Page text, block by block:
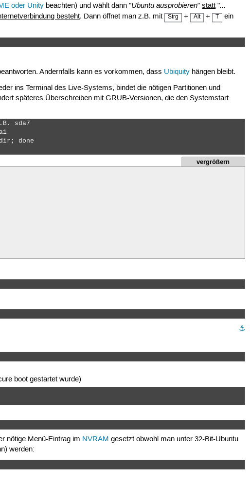
oder Unity beachten) und wählt dann "Ubuntu ausprobieren"statt "...
besteht. Dann öffnet man z.B. mit Strg + Alt + T
ein
Andernfalls kann es vorkommen, dass Ubiquity hängen bleibt.
ins Terminal des Live-Systems, bindet die nötigen Partitionen und
späteres Überschreiben mit GRUB-Versionen, die den Systemstart
sda7
done
vergrößern
⚓︎
boot gestartet wurde)
nötige Menü-Eintrag im NVRAM gesetzt obwohl man unter 32-Bit-Ubuntu
werden: